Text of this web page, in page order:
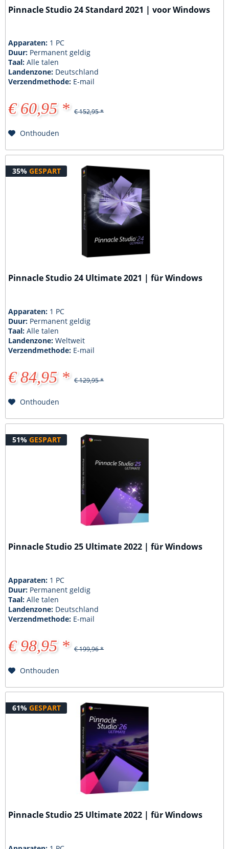
Pinnacle Studio 24 Standard 2021 | voor Windows
Apparaten: 1 PC
Duur: Permanent geldig
Taal:Alle talen
Landenzone: Deutschland
Verzendmethode: E-mail
€ 60,95 * € 152,95 *
Onthouden
35% GESPART
Pinnacle Studio 24 Ultimate 2021 | für Windows
Apparaten: 1 PC
Duur: Permanent geldig
Taal:Alle talen
Landenzone:Weltweit
Verzendmethode: E-mail
€ 84,95 * € 129,95 *
Onthouden
51% GESPART
Pinnacle Studio 25 Ultimate 2022 | für Windows
Apparaten: 1 PC
Duur: Permanent geldig
Taal:Alle talen
Landenzone: Deutschland
Verzendmethode: E-mail
€ 98,95 * € 199,96 *
Onthouden
61% GESPART
Pinnacle Studio 25 Ultimate 2022 | für Windows